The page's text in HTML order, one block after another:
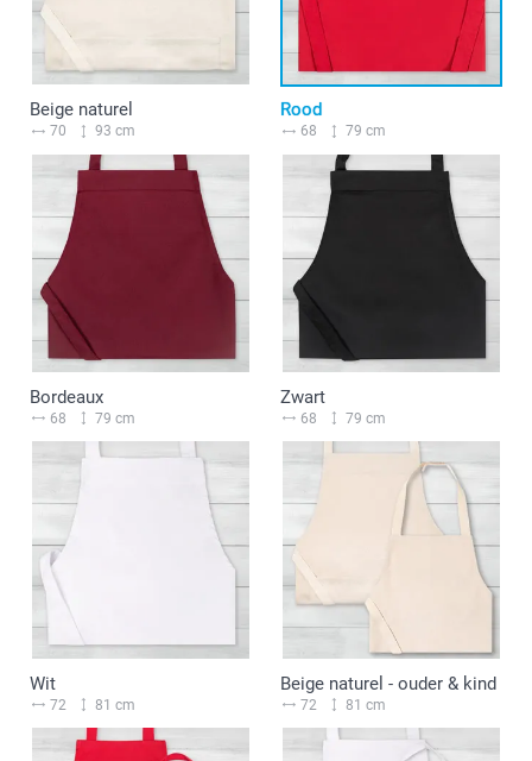
Beige naturel
70 93 cm
Rood
68 79 cm
Bordeaux
68 79 cm
Zwart
68 79 cm
Wit
72 81 cm
Beige naturel - ouder & kind
72 81 cm